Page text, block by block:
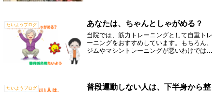
たいようブログ あなたは、ちゃんとしゃがめる？
当院では、筋力トレーニングとして自重トレ
ーニングをおすすめしています。もちろん、
ジムやマシントレーニングが悪いわけではあ
力...
たいようブログ
普段運動しない人は、下半身から整